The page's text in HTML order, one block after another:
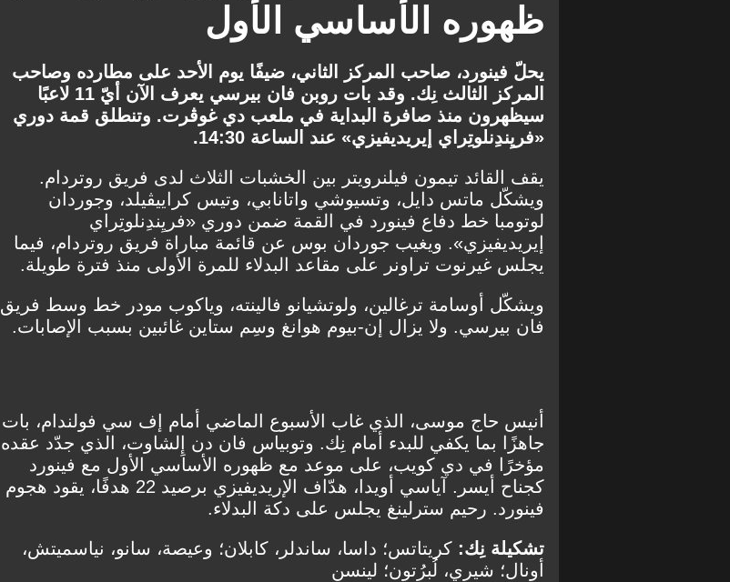
ظهوره الأساسي الأول
يحلّ فينورد، صاحب المركز الثاني، ضيفًا يوم الأحد على مطارده وصاحب
المركز الثالث نِك. وقد بات روبن فان بيرسي يعرف الآن أيّ 11 لاعبًا
سيظهرون منذ صافرة البداية في ملعب دي غوڤرت. وتنطلق قمة دوري
«فريِندِنلوتِراي إيريديفيزي» عند الساعة 14:30.
يقف القائد تيمون فيلنرويتر بين الخشبات الثلاث لدى فريق روتردام.
ويشكّل ماتس دايل، وتسيوشي واتانابي، وتيس كراييڤيلد، وجوردان
لوتومبا خط دفاع فينورد في القمة ضمن دوري «فريِندِنلوتِراي
إيريديفيزي». ويغيب جوردان بوس عن قائمة مباراة فريق روتردام، فيما
يجلس غيرنوت تراونر على مقاعد البدلاء للمرة الأولى منذ فترة طويلة.
ويشكّل أوسامة ترغالين، ولوتشيانو فالينته، وياكوب مودر خط وسط فريق
فان بيرسي. ولا يزال إن-بيوم هوانغ وسِم ستاين غائبين بسبب الإصابات.
أنيس حاج موسى، الذي غاب الأسبوع الماضي أمام إف سي فولندام، بات
جاهزًا بما يكفي للبدء أمام نِك. وتوبياس فان دن إِلشاوت، الذي جدّد عقده
مؤخرًا في دي كويب، على موعد مع ظهوره الأساسي الأول مع فينورد
كجناح أيسر. آياسي أويدا، هدّاف الإريديفيزي برصيد 22 هدفًا، يقود هجوم
فينورد. رحيم سترلينغ يجلس على دكة البدلاء.
تشكيلة نِك: كريتاتس؛ داسا، ساندلر، كابلان؛ وعيصة، سانو، نياسميتش،
أونال؛ شيري، لُبرُتون؛ لينسن